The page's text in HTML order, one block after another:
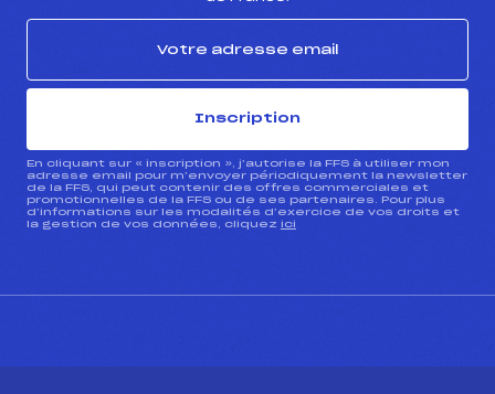
Inscription
En cliquant sur « inscription », j’autorise la FFS à utiliser mon
adresse email pour m’envoyer périodiquement la newsletter
de la FFS, qui peut contenir des offres commerciales et
promotionnelles de la FFS ou de ses partenaires. Pour plus
d’informations sur les modalités d’exercice de vos droits et
la gestion de vos données, cliquez ici